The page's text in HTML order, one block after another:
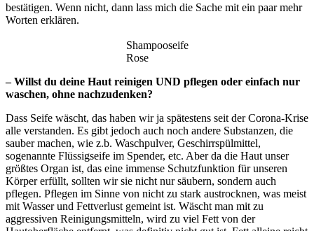
bestätigen. Wenn nicht, dann lass mich die Sache mit ein paar mehr
Worten erklären.
Shampooseife
Rose
– Willst du deine Haut reinigen UND pflegen oder einfach nur
waschen, ohne nachzudenken?
Dass Seife wäscht, das haben wir ja spätestens seit der Corona-Krise
alle verstanden. Es gibt jedoch auch noch andere Substanzen, die
sauber machen, wie z.b. Waschpulver, Geschirrspülmittel,
sogenannte Flüssigseife im Spender, etc. Aber da die Haut unser
größtes Organ ist, das eine immense Schutzfunktion für unseren
Körper erfüllt, sollten wir sie nicht nur säubern, sondern auch
pflegen. Pflegen im Sinne von nicht zu stark austrocknen, was meist
mit Wasser und Fettverlust gemeint ist. Wäscht man mit zu
aggressiven Reinigungsmitteln, wird zu viel Fett von der